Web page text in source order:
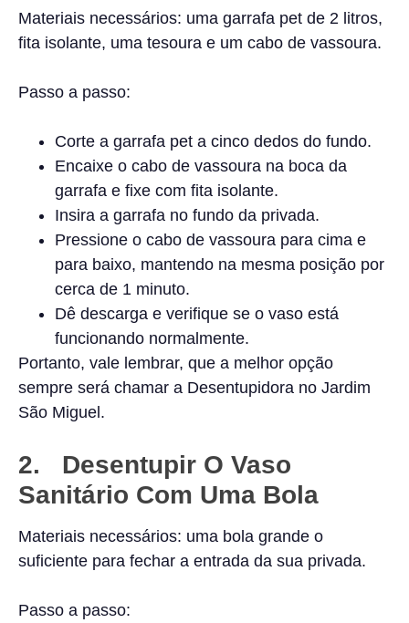
Materiais necessários: uma garrafa pet de 2 litros,
fita isolante, uma tesoura e um cabo de vassoura.
Passo a passo:
Corte a garrafa pet a cinco dedos do fundo.
Encaixe o cabo de vassoura na boca da
garrafa e fixe com fita isolante.
Insira a garrafa no fundo da privada.
Pressione o cabo de vassoura para cima e
para baixo, mantendo na mesma posição por
cerca de 1 minuto.
Dê descarga e verifique se o vaso está
funcionando normalmente.
Portanto, vale lembrar, que a melhor opção
sempre será chamar a Desentupidora no Jardim
São Miguel.
2. Desentupir O Vaso
Sanitário Com Uma Bola
Materiais necessários: uma bola grande o
suficiente para fechar a entrada da sua privada.
Passo a passo: